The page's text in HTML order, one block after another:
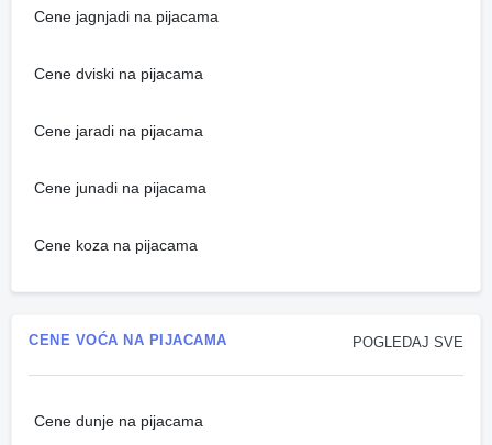
Cene jagnjadi na pijacama
Cene dviski na pijacama
Cene jaradi na pijacama
Cene junadi na pijacama
Cene koza na pijacama
POGLEDAJ SVE
CENE VOĆA NA PIJACAMA
Cene dunje na pijacama